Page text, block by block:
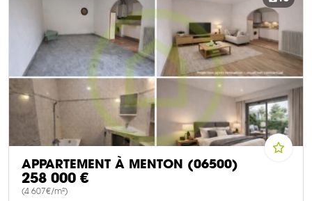
APPARTEMENT À MENTON (06500)
258 000 €
(4 607€/m²)